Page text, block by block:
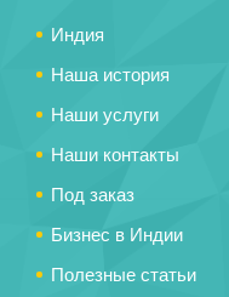
Индия
Наша история
Наши услуги
Наши контакты
Под заказ
Бизнес в Индии
Полезные статьи